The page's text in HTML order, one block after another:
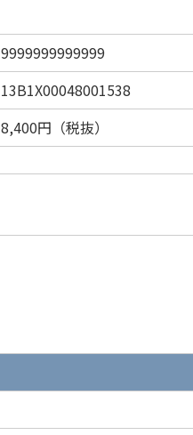
9999999999999
13B1X00048001538
8,400円（税抜）